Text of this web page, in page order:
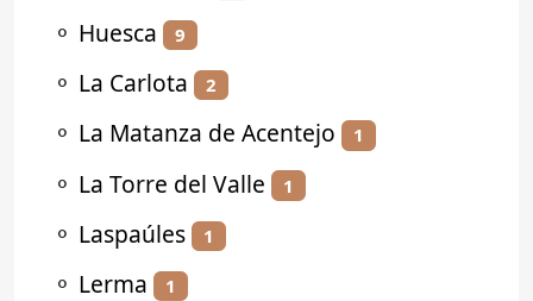
⚬ Huesca 9
⚬ La Carlota 2
⚬ La Matanza de Acentejo 1
⚬ La Torre del Valle 1
⚬ Laspaúles 1
⚬ Lerma 1